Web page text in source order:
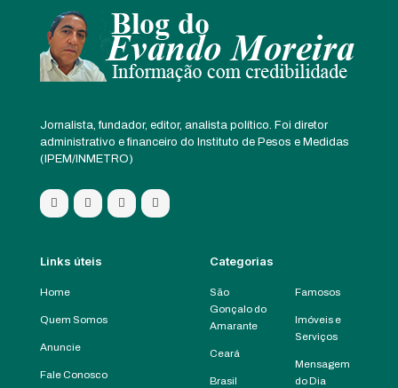
Jornalista, fundador, editor, analista político. Foi diretor
administrativo e financeiro do Instituto de Pesos e Medidas
(IPEM/INMETRO)
Links úteis
Home
Quem Somos
Anuncie
Fale Conosco
Categorias
São
Gonçalo do
Amarante
Ceará
Brasil
Famosos
Imóveis e
Serviços
Mensagem
do Dia